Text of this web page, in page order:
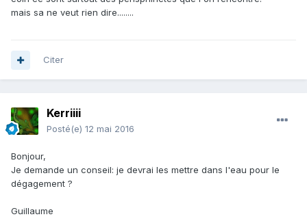
mais sa ne veut rien dire........
Citer
Kerriiii
Posté(e) 12 mai 2016
Bonjour,
Je demande un conseil: je devrai les mettre dans l'eau pour le
dégagement ?
Guillaume